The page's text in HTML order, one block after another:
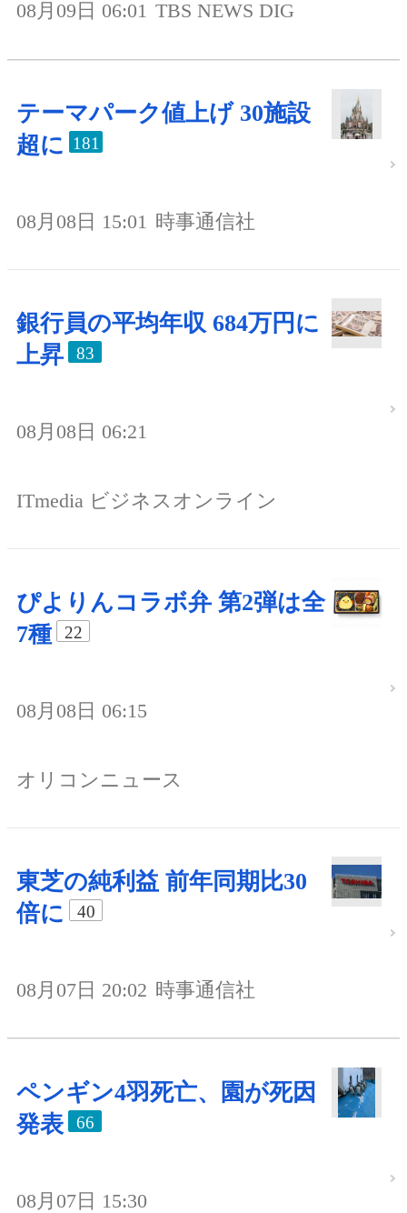
08月09日 06:01 TBS NEWS DIG
テーマパーク値上げ 30施設
超に 181
08月08日 15:01 時事通信社
銀行員の平均年収 684万円に
上昇
83
08月08日 06:21
ITmedia ビジネスオンライン
ぴよりんコラボ弁 第2弾は全
7種
22
08月08日 06:15
オリコンニュース
東芝の純利益 前年同期比30
倍に
40
08月07日 20:02 時事通信社
ペンギン4羽死亡、園が死因
発表
66
08月07日 15:30